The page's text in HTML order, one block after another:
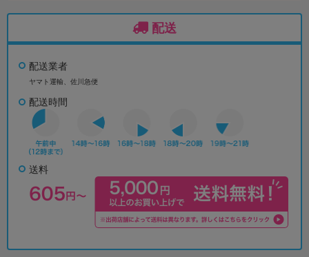
配送
配送業者
ヤマト運輸、佐川急便
配送時間
送料